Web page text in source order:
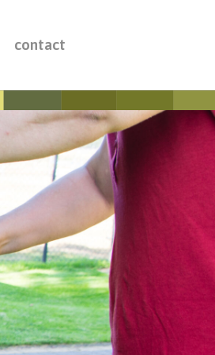
contact